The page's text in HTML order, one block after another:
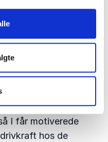
for stabilitet, mens
opgaver
finder
redaktør og i dag
Dansk Industri,Mette
i ny
og vil lære jer
I får motiverede
hos de